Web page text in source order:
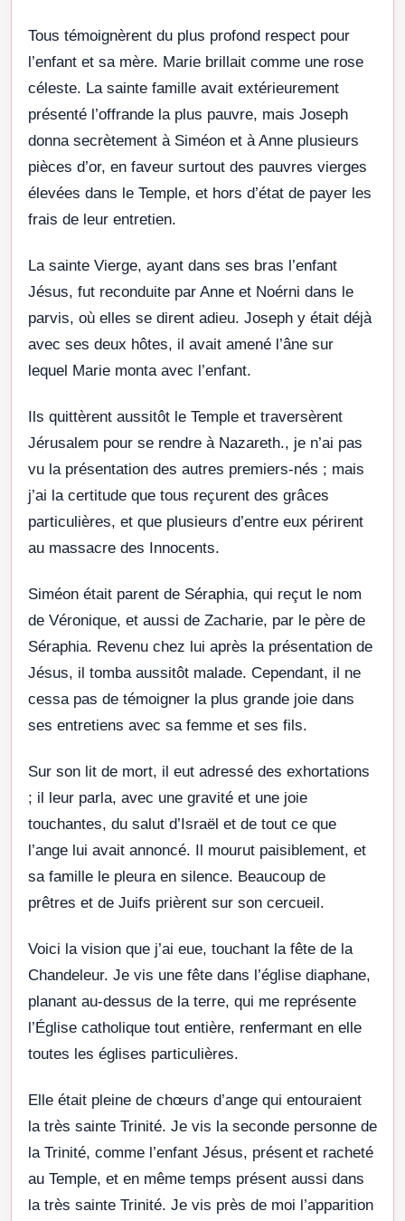
Tous témoignèrent du plus profond respect pour
l’enfant et sa mère. Marie brillait comme une rose
céleste. La sainte famille avait extérieurement
présenté l’offrande la plus pauvre, mais Joseph
donna secrètement à Siméon et à Anne plusieurs
pièces d’or, en faveur surtout des pauvres vierges
élevées dans le Temple, et hors d’état de payer les
frais de leur entretien.
La sainte Vierge, ayant dans ses bras l’enfant
Jésus, fut reconduite par Anne et Noérni dans le
parvis, où elles se dirent adieu. Joseph y était déjà
avec ses deux hôtes, il avait amené l’âne sur
lequel Marie monta avec l’enfant.
Ils quittèrent aussitôt le Temple et traversèrent
Jérusalem pour se rendre à Nazareth., je n’ai pas
vu la présentation des autres premiers-nés ; mais
j’ai la certitude que tous reçurent des grâces
particulières, et que plusieurs d’entre eux périrent
au massacre des Innocents.
Siméon était parent de Séraphia, qui reçut le nom
de Véronique, et aussi de Zacharie, par le père de
Séraphia. Revenu chez lui après la présentation de
Jésus, il tomba aussitôt malade. Cependant, il ne
cessa pas de témoigner la plus grande joie dans
ses entretiens avec sa femme et ses fils.
Sur son lit de mort, il eut adressé des exhortations
; il leur parla, avec une gravité et une joie
touchantes, du salut d’Israël et de tout ce que
l’ange lui avait annoncé. Il mourut paisiblement, et
sa famille le pleura en silence. Beaucoup de
prêtres et de Juifs prièrent sur son cercueil.
Voici la vision que j’ai eue, touchant la fête de la
Chandeleur. Je vis une fête dans l’église diaphane,
planant au-dessus de la terre, qui me représente
l’Église catholique tout entière, renfermant en elle
toutes les églises particulières.
Elle était pleine de chœurs d’ange qui entouraient
la très sainte Trinité. Je vis la seconde personne de
la Trinité, comme l’enfant Jésus, présent et racheté
au Temple, et en même temps présent aussi dans
la très sainte Trinité. Je vis près de moi l’apparition